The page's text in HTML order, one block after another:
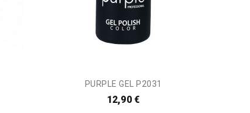
PURPLE GEL P2031
12,90 €